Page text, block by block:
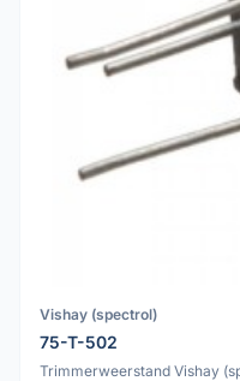
Vishay (spectrol)
75-T-502
Trimmerweerstand Vishay